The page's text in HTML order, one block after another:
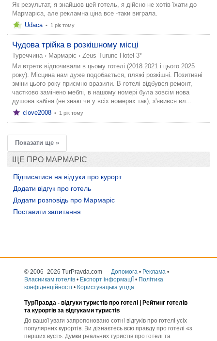
Як результат, я знайшов цей готель, я дійсно не хотів їхати до
Мармаріса, але рекламна ціна все -таки виграла.
Udaca • 1 рік тому
Чудова трійка в розкішному місці
Туреччина › Мармаріс › Zeus Turunc Hotel 3*
Ми втретє відпочивали в цьому готелі (2018.2021 і цього 2025
року). Місцина нам дуже подобається, пляжі розкішні. Позитивні
зміни цього року приємно вразили. В готелі відбувся ремонт,
частково замінено меблі, в нашому номері була зовсім нова
душова кабіна (не знаю чи у всіх номерах так), з'явився вл...
clove2008 • 1 рік тому
Показати ще »
ЩЕ ПРО МАРМАРІС
Підписатися на відгуки про курорт
Додати відгук про готель
Додати розповідь про Мармаріс
Поставити запитання
© 2006–2026 TurPravda.com — Допомога • Реклама •
Власникам готелів • Експорт інформаціЇ • Політика
конфіденційності • Користувацька угода
ТурПравда - відгуки туристів про готелі | Рейтинг готелів
та курортів за відгуками туристів
До вашої уваги запропоновано сотні відгуків про готелі усіх
популярних курортів. Ви дізнаєтесь всю правду про готелі «з
перших вуст». Думки реальних туристів про готелі та